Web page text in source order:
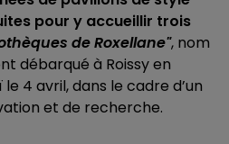
pour y accueillir trois
de Roxellane", nom
débarqué à Roissy en
4 avril, dans le cadre d’un
et de recherche.